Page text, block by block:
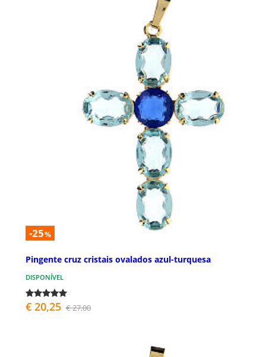
-25%
Pingente cruz cristais ovalados azul-turquesa
DISPONÍVEL
€ 20,25 € 27,00